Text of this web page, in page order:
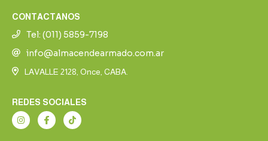
CONTACTANOS
Tel: (011) 5859-7198
info@almacendearmado.com.ar
LAVALLE 2128, Once, CABA.
REDES SOCIALES